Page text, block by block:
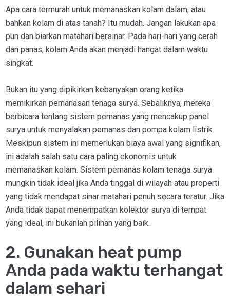
Apa cara termurah untuk memanaskan kolam dalam, atau
bahkan kolam di atas tanah? Itu mudah. Jangan lakukan apa
pun dan biarkan matahari bersinar. Pada hari-hari yang cerah
dan panas, kolam Anda akan menjadi hangat dalam waktu
singkat.
Bukan itu yang dipikirkan kebanyakan orang ketika
memikirkan pemanasan tenaga surya. Sebaliknya, mereka
berbicara tentang sistem pemanas yang mencakup panel
surya untuk menyalakan pemanas dan pompa kolam listrik.
Meskipun sistem ini memerlukan biaya awal yang signifikan,
ini adalah salah satu cara paling ekonomis untuk
memanaskan kolam. Sistem pemanas kolam tenaga surya
mungkin tidak ideal jika Anda tinggal di wilayah atau properti
yang tidak mendapat sinar matahari penuh secara teratur. Jika
Anda tidak dapat menempatkan kolektor surya di tempat
yang ideal, ini bukanlah pilihan yang baik.
2. Gunakan heat pump
Anda pada waktu terhangat
dalam sehari